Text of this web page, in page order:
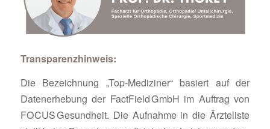
Transparenzhinweis:
Die Bezeichnung „Top-Mediziner“ basiert auf der
Datenerhebung der FactField GmbH im Auftrag von
FOCUS Gesundheit. Die Aufnahme in die Ärzteliste